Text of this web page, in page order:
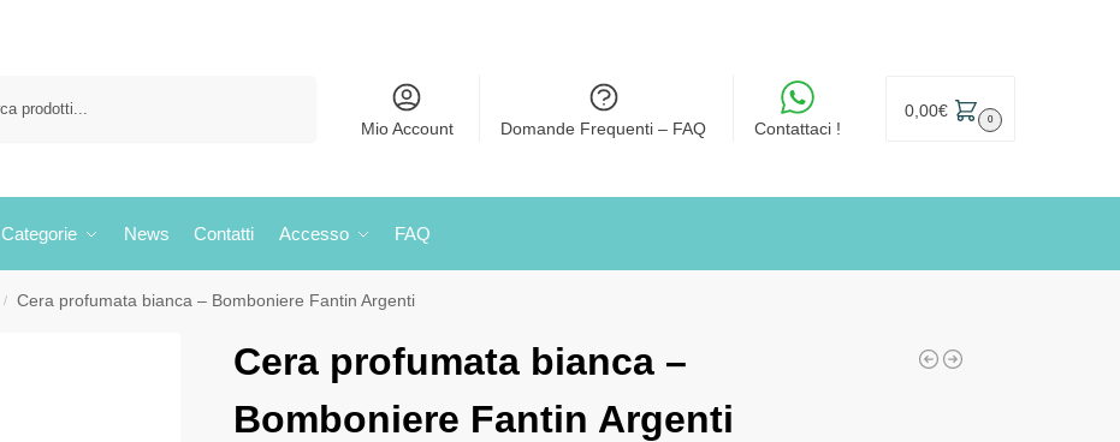
Mio Account Domande Frequenti – FAQ Contattaci !
0,00€ 0
Categorie News Contatti Accesso FAQ
/ Cera profumata bianca – Bomboniere Fantin Argenti
Cera profumata bianca –
Bomboniere Fantin Argenti